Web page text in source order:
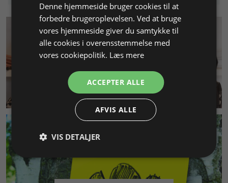
Denne hjemmeside bruger cookies til at
forbedre brugeroplevelsen. Ved at bruge
vores hjemmeside giver du samtykke til
alle cookies i overensstemmelse med
vores cookiepolitik. Læs mere
ACCEPTER ALLE
AFVIS ALLE
VIS DETALJER